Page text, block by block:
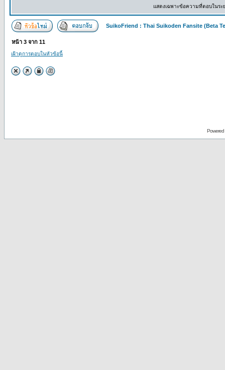
แสดงเฉพาะข้อความที่ตอบในระ
SuikoFriend : Thai Suikoden Fansite (Beta
หน้า 3 จาก 11
เฝ้าดูการตอบในหัวข้อนี้